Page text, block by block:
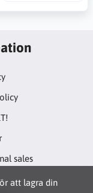
att lagra din
sales